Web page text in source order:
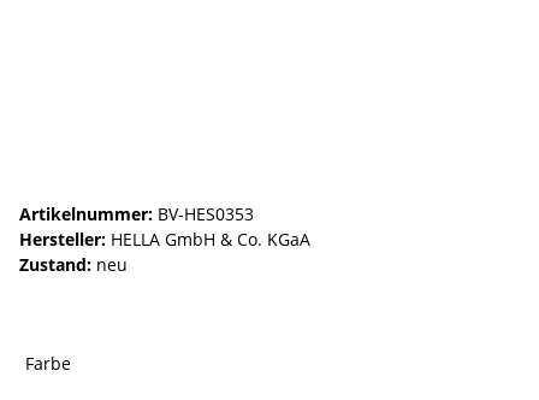
Artikelnummer: BV-HES0353
Hersteller: HELLA GmbH & Co. KGaA
Zustand: neu
Farbe